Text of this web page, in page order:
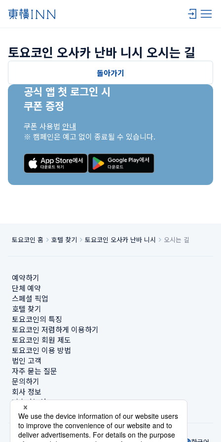
토요코인 오사카 난바 니시 오시는 길
돌아가기
공식 앱 첫 로그인 시
쿠폰 증정
쿠폰 사용법 안내
※ 캠페인은 예고 없이 종료될 수 있습니다.
토요코인 홈 호텔 찾기 토요코인 오사카 난바 니시 오시는 길
예약하기
단체 예약
스페셜 픽업
호텔 찾기
토요코인의 특징
토요코인 저렴하게 이용하기
토요코인 회원 제도
토요코인 이용 방법
법인 고객
자주 묻는 질문
문의하기
회사 정보
지속가능성